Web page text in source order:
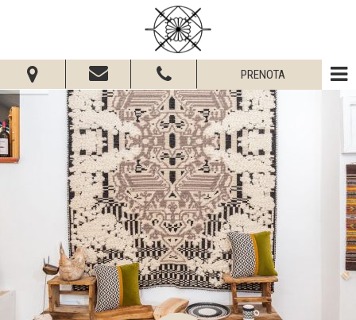
PRENOTA
Dal: Al:
Bambini:
Verifica disponibilità
Richiedi preventivo